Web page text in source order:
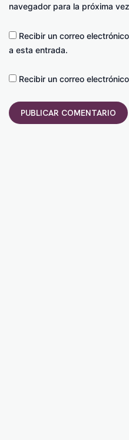
navegador para la próxima
Recibir un correo
a esta entrada.
Recibir un correo